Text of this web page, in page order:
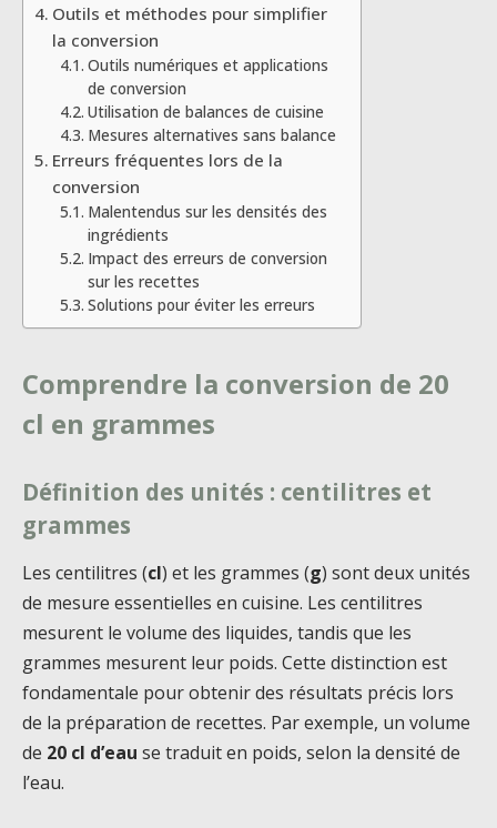
Outils et méthodes pour simplifier
la conversion
Outils numériques et applications
de conversion
Utilisation de balances de cuisine
Mesures alternatives sans balance
Erreurs fréquentes lors de la
conversion
Malentendus sur les densités des
ingrédients
Impact des erreurs de conversion
sur les recettes
Solutions pour éviter les erreurs
Comprendre la conversion de 20
cl en grammes
Définition des unités : centilitres et
grammes
Les centilitres (cl) et les grammes (g) sont deux unités
de mesure essentielles en cuisine. Les centilitres
mesurent le volume des liquides, tandis que les
grammes mesurent leur poids. Cette distinction est
fondamentale pour obtenir des résultats précis lors
de la préparation de recettes. Par exemple, un volume
de 20 cl d’eau se traduit en poids, selon la densité de
l’eau.